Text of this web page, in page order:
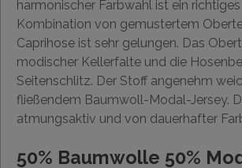
harmonischer Farbwahl ist ein
Kombination von gemustertem
Caprihose ist sehr gelungen. Das
modischer Kellerfalte und die
Seitenschlitz. Der Stoff angenehm
fließendem Baumwoll-Modal-Jersey.
atmungsaktiv und von dauerhafter
50% Baumwolle 50%